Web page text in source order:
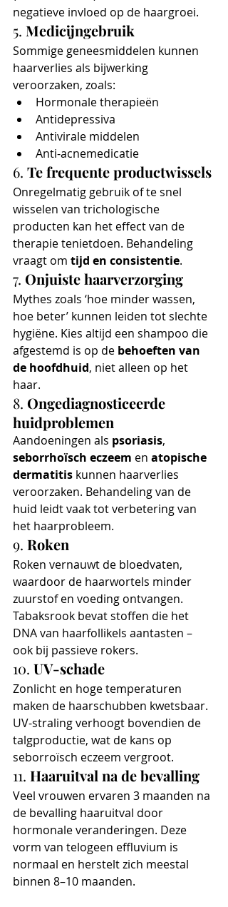
negatieve invloed op de haargroei.
5. Medicijngebruik
Sommige geneesmiddelen kunnen
haarverlies als bijwerking
veroorzaken, zoals:
Hormonale therapieën
Antidepressiva
Antivirale middelen
Anti-acnemedicatie
6. Te frequente productwissels
Onregelmatig gebruik of te snel
wisselen van trichologische
producten kan het effect van de
therapie tenietdoen. Behandeling
vraagt om tijd en consistentie.
7. Onjuiste haarverzorging
Mythes zoals ‘hoe minder wassen,
hoe beter’ kunnen leiden tot slechte
hygiëne. Kies altijd een shampoo die
afgestemd is op de behoeften van
de hoofdhuid, niet alleen op het
haar.
8. Ongediagnosticeerde
huidproblemen
Aandoeningen als psoriasis,
seborrhoïsch eczeem en atopische
dermatitis kunnen haarverlies
veroorzaken. Behandeling van de
huid leidt vaak tot verbetering van
het haarprobleem.
9. Roken
Roken vernauwt de bloedvaten,
waardoor de haarwortels minder
zuurstof en voeding ontvangen.
Tabaksrook bevat stoffen die het
DNA van haarfollikels aantasten –
ook bij passieve rokers.
10. UV-schade
Zonlicht en hoge temperaturen
maken de haarschubben kwetsbaar.
UV-straling verhoogt bovendien de
talgproductie, wat de kans op
seborroïsch eczeem vergroot.
11. Haaruitval na de bevalling
Veel vrouwen ervaren 3 maanden na
de bevalling haaruitval door
hormonale veranderingen. Deze
vorm van telogeen effluvium is
normaal en herstelt zich meestal
binnen 8–10 maanden.